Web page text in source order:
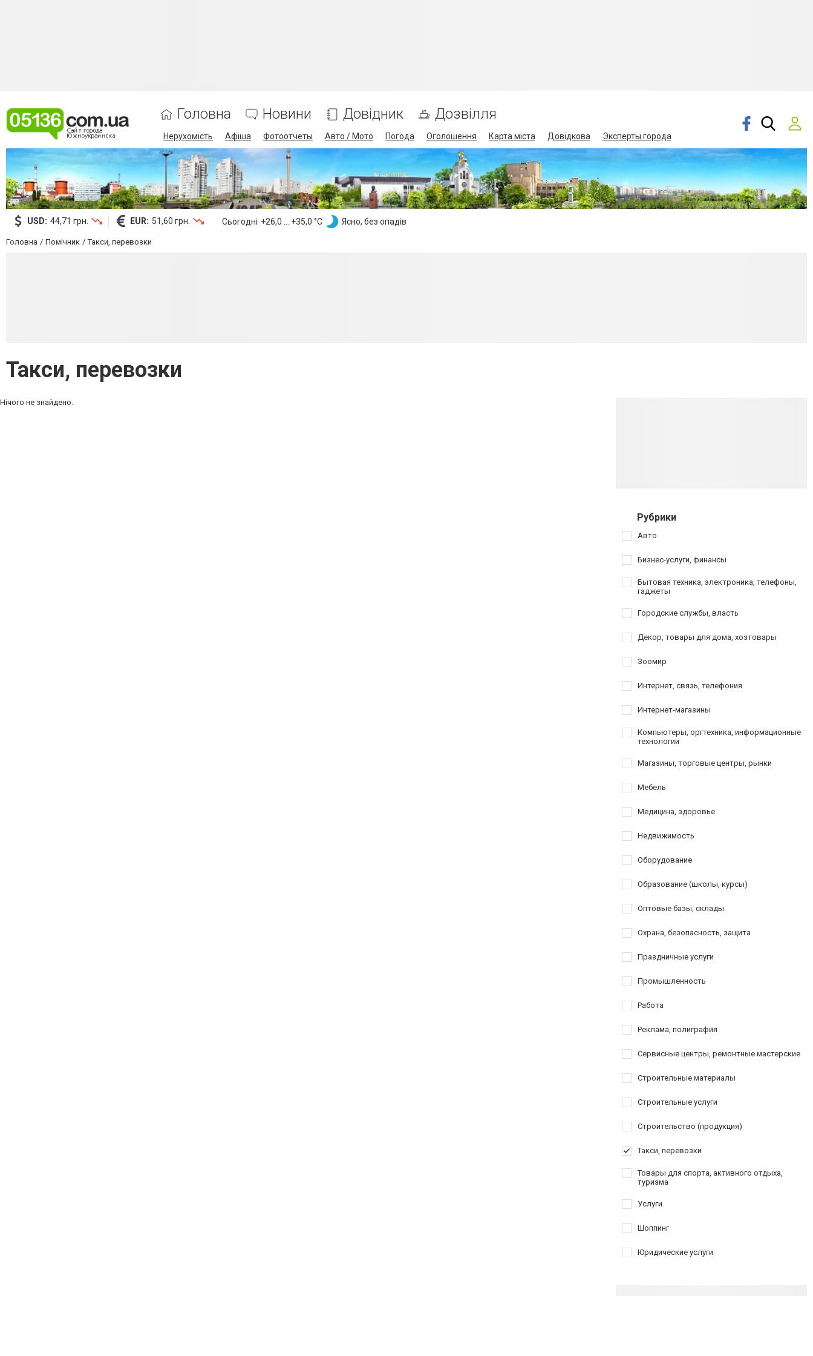
Головна Новини Довідник Дозвілля
Нерухомість Афіша Фотоотчеты Авто / Мото Погода Оголошення Карта міста Довідкова Эксперты города
USD: 44,71 грн. EUR: 51,60 грн. Сьогодні +26,0 ... +35,0 °С Ясно, без опадів
Головна Помічник Такси, перевозки
Такси, перевозки
Нічого не знайдено.
Рубрики
Авто
Бизнес-услуги, финансы
Бытовая техника, электроника, телефоны,
гаджеты
Городские службы, власть
Декор, товары для дома, хозтовары
Зоомир
Интернет, связь, телефония
Интернет-магазины
Компьютеры, оргтехника, информационные
технологии
Магазины, торговые центры, рынки
Мебель
Медицина, здоровье
Недвижимость
Оборудование
Образование (школы, курсы)
Оптовые базы, склады
Охрана, безопасность, защита
Праздничные услуги
Промышленность
Работа
Реклама, полиграфия
Сервисные центры, ремонтные мастерские
Строительные материалы
Строительные услуги
Строительство (продукция)
Такси, перевозки
Товары для спорта, активного отдыха,
туризма
Услуги
Шоппинг
Юридические услуги